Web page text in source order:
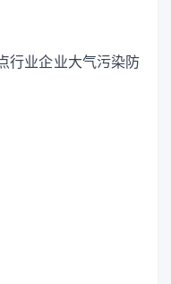
行业企业大气污染防